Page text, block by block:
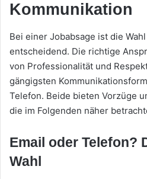
Kommunikation
Bei einer Jobabsage ist die
entscheidend. Die richtige
von Professionalität und
gängigsten
Telefon. Beide bieten Vorzüge
die im Folgenden näher
Email oder Telefon?
Wahl